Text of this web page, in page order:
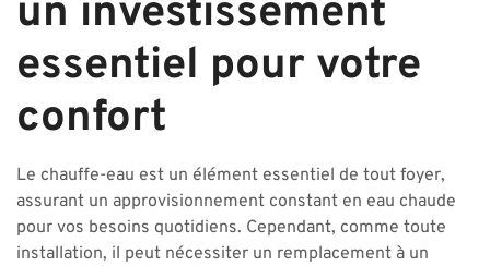
un investissement
essentiel pour votre
confort
Le chauffe-eau est un élément essentiel de tout foyer,
assurant un approvisionnement constant en eau chaude
pour vos besoins quotidiens. Cependant, comme toute
installation, il peut nécessiter un remplacement à un